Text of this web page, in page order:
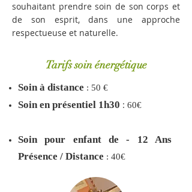
souhaitant prendre soin de son corps et
de son esprit, dans une approche
respectueuse et naturelle.
Tarifs soin énergétique
Soin à distance : 50 €
Soin en présentiel 1h30 : 60€
Soin pour enfant de - 12 Ans
Présence / Distance : 40€